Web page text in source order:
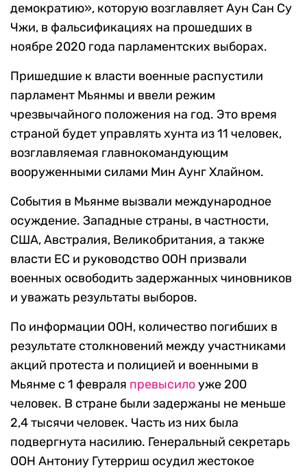
демократию», которую возглавляет Аун Сан Су
Чжи, в фальсификациях на прошедших в
ноябре 2020 года парламентских выборах.
Пришедшие к власти военные распустили
парламент Мьянмы и ввели режим
чрезвычайного положения на год. Это время
страной будет управлять хунта из 11 человек,
возглавляемая главнокомандующим
вооруженными силами Мин Аунг Хлайном.
События в Мьянме вызвали международное
осуждение. Западные страны, в частности,
США, Австралия, Великобритания, а также
власти ЕС и руководство ООН призвали
военных освободить задержанных чиновников
и уважать результаты выборов.
По информации ООН, количество погибших в
результате столкновений между участниками
акций протеста и полицией и военными в
Мьянме с 1 февраля превысилоуже 200
человек. В стране были задержаны не меньше
2,4 тысячи человек. Часть из них была
подвергнута насилию. Генеральный секретарь
ООН Антониу Гутерриш осудил жестокое